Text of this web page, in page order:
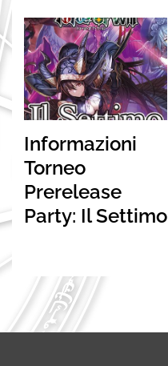
Informazioni
Torneo
Prerelease
Party: Il Settimo